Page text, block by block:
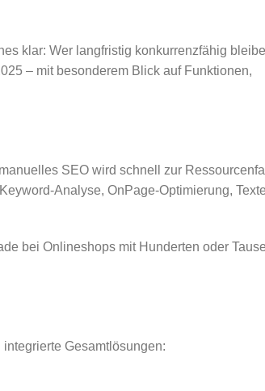
klar: Wer langfristig konkurrenzfähig
– mit besonderem Blick auf Funktionen,
SEO wird schnell zur
Analyse, OnPage-Optimierung,
bei Onlineshops mit Hunderten oder
Gesamtlösungen: